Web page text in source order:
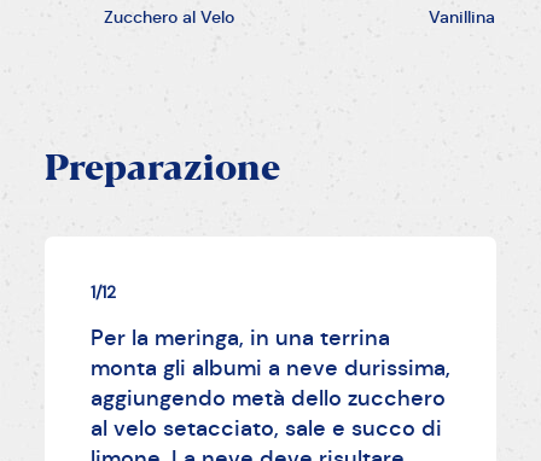
Zucchero al Velo Vanillina
Preparazione
1/12
Per la meringa, in una terrina
monta gli albumi a neve durissima,
aggiungendo metà dello zucchero
al velo setacciato, sale e succo di